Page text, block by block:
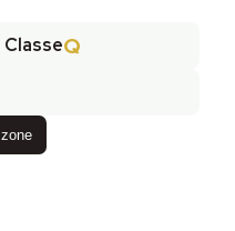
ClasseQ